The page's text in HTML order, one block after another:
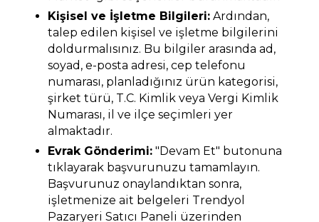
Kişisel ve İşletme Bilgileri: Ardından,
talep edilen kişisel ve işletme bilgilerini
doldurmalısınız. Bu bilgiler arasında ad,
soyad, e-posta adresi, cep telefonu
numarası, planladığınız ürün kategorisi,
şirket türü, T.C. Kimlik veya Vergi Kimlik
Numarası, il ve ilçe seçimleri yer
almaktadır.
Evrak Gönderimi: "Devam Et" butonuna
tıklayarak başvurunuzu tamamlayın.
Başvurunuz onaylandıktan sonra,
işletmenize ait belgeleri Trendyol
Pazaryeri Satıcı Paneli üzerinden